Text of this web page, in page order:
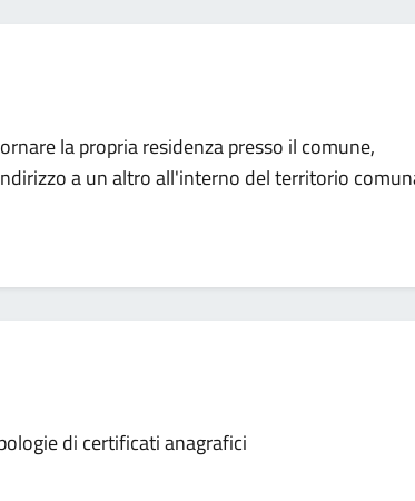
la propria residenza presso il comune,
a un altro all'interno del territorio
di certificati anagrafici